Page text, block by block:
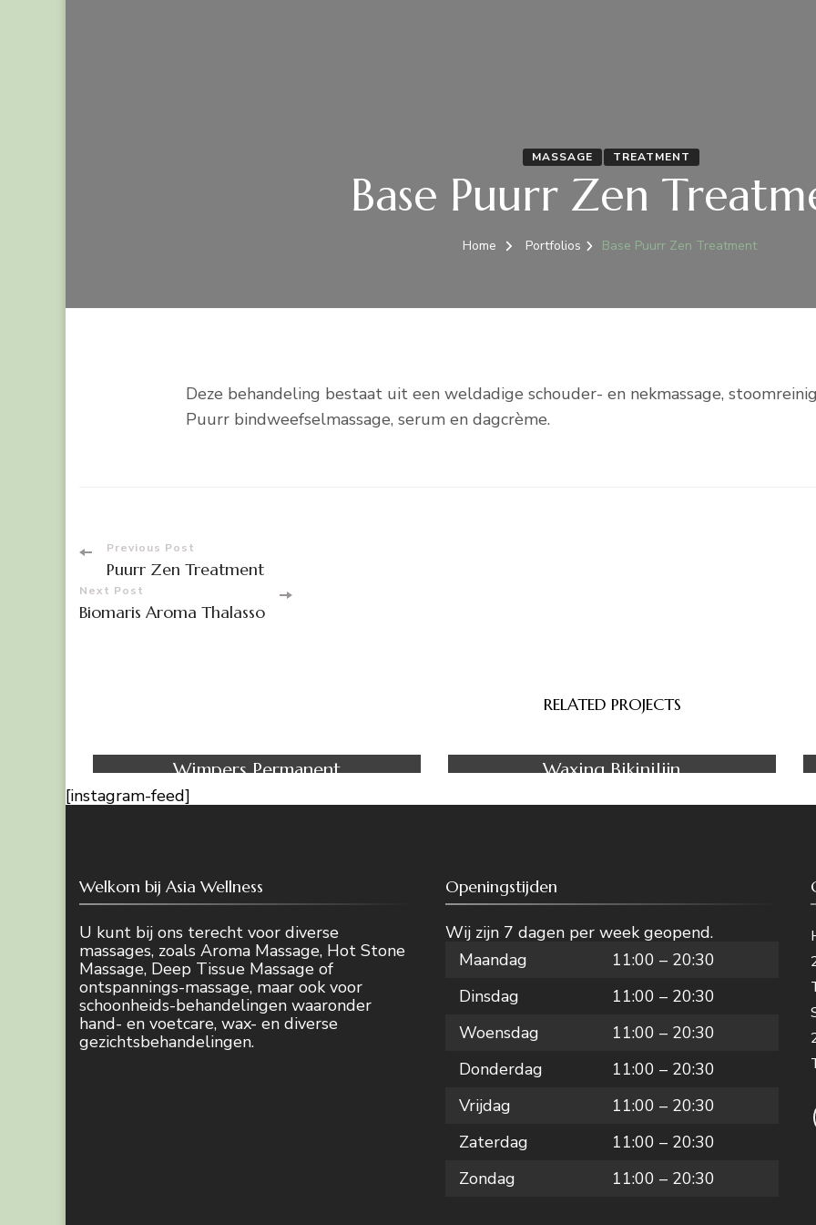
MASSAGE TREATMENT
Base Puurr Zen
Home Portfolios Base Puurr Zen Treatment
Deze behandeling bestaat uit een weldadige schouder- en nekmassage,
Puurr bindweefselmassage, serum en dagcrème.
Post
Navigation
Previous Post
Puurr Zen Treatment
Next Post
Biomaris Aroma Thalasso
RELATED PROJECTS
Wimpers Permanent Waxing Bikinilijn
[instagram-feed]
Welkom bij Asia Wellness
U kunt bij ons terecht voor diverse
massages, zoals Aroma Massage, Hot Stone
Massage, Deep Tissue Massage of
ontspannings-massage, maar ook voor
schoonheids-behandelingen waaronder
hand- en voetcare, wax- en diverse
gezichtsbehandelingen.
Openingstijden
Wij zijn 7 dagen per week geopend.
Maandag
11:00 – 20:30
Dinsdag
11:00 – 20:30
Woensdag
11:00 – 20:30
Donderdag
11:00 – 20:30
Vrijdag
11:00 – 20:30
Zaterdag
11:00 – 20:30
Zondag
11:00 – 20:30